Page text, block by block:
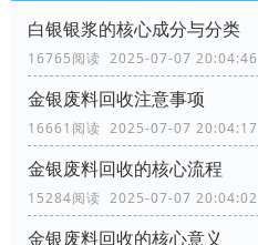
白银银浆的核心成分与分类
16765阅读 2025-07-07 20:04:46
金银废料回收注意事项
16661阅读 2025-07-07 20:04:17
金银废料回收的核心流程
15284阅读 2025-07-07 20:04:02
金银废料回收的核心意义